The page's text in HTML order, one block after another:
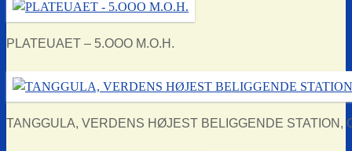
PLATEUAET – 5.OOO M.O.H.
TANGGULA, VERDENS HØJEST BELIGGENDE STATION,